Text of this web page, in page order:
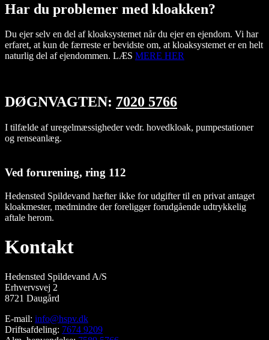
Har du problemer med kloakken?
Du ejer selv en del af kloaksystemet når du ejer en ejendom. Vi har
erfaret, at kun de færreste er bevidste om, at kloaksystemet er en helt
naturlig del af ejendommen. LÆS MERE HER
DØGNVAGTEN: 7020 5766
I tilfælde af uregelmæssigheder vedr. hovedkloak, pumpestationer
og renseanlæg.
Ved forurening, ring 112
Hedensted Spildevand hæfter ikke for udgifter til en privat antaget
kloakmester, medmindre der foreligger forudgående udtrykkelig
aftale herom.
Kontakt
Hedensted Spildevand A/S
Erhvervsvej 2
8721 Daugård
E-mail: info@hspv.dk
Driftsafdeling: 7674 9209